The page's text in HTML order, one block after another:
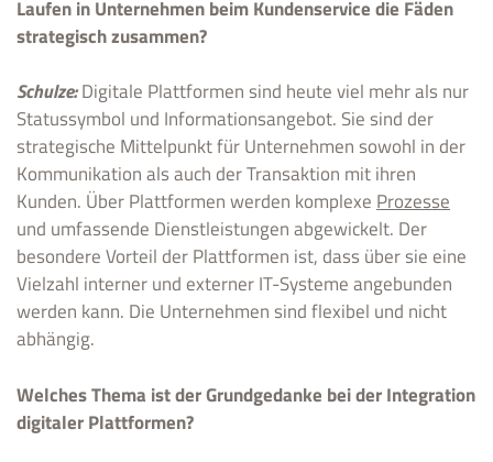
Laufen in Unternehmen beim Kundenservice die Fäden
strategisch zusammen?
Schulze:Digitale Plattformen sind heute viel mehr als nur
Statussymbol und Informationsangebot. Sie sind der
strategische Mittelpunkt für Unternehmen sowohl in der
Kommunikation als auch der Transaktion mit ihren
Kunden. Über Plattformen werden komplexeProzesse
und umfassende Dienstleistungen abgewickelt. Der
besondere Vorteil der Plattformen ist, dass über sie eine
Vielzahl interner und externer IT-Systeme angebunden
werden kann. Die Unternehmen sind flexibel und nicht
abhängig.
Welches Thema ist der Grundgedanke bei der Integration
digitaler Plattformen?